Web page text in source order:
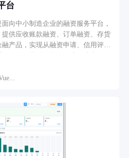
台
向中小制造企业的融资服务平台，
供应收账款融资、订单融资、存货
产品，实现从融资申请、信用评
融资贵问题。 主要功能模
（小程序端全流程办理） 2. 授信
同签署（e签宝对接） 6. 放款与还款
后本） 7. 应收账款转让与票据管理
经营数据看板与报表导出